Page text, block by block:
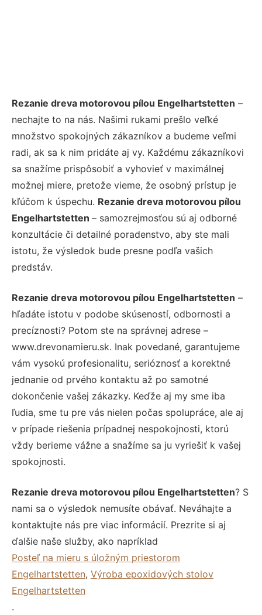
Rezanie dreva motorovou pílou Engelhartstetten –
nechajte to na nás. Našimi rukami prešlo veľké
množstvo spokojných zákazníkov a budeme veľmi
radi, ak sa k nim pridáte aj vy. Každému zákazníkovi
sa snažíme prispôsobiť a vyhovieť v maximálnej
možnej miere, pretože vieme, že osobný prístup je
kľúčom k úspechu. Rezanie dreva motorovou pílou
Engelhartstetten – samozrejmosťou sú aj odborné
konzultácie či detailné poradenstvo, aby ste mali
istotu, že výsledok bude presne podľa vašich
predstáv.
Rezanie dreva motorovou pílou Engelhartstetten –
hľadáte istotu v podobe skúseností, odbornosti a
precíznosti? Potom ste na správnej adrese –
www.drevonamieru.sk. Inak povedané, garantujeme
vám vysokú profesionalitu, serióznosť a korektné
jednanie od prvého kontaktu až po samotné
dokončenie vašej zákazky. Keďže aj my sme iba
ľudia, sme tu pre vás nielen počas spolupráce, ale aj
v prípade riešenia prípadnej nespokojnosti, ktorú
vždy berieme vážne a snažíme sa ju vyriešiť k vašej
spokojnosti.
Rezanie dreva motorovou pílou Engelhartstetten? S
nami sa o výsledok nemusíte obávať. Neváhajte a
kontaktujte nás pre viac informácií. Prezrite si aj
ďalšie naše služby, ako napríklad
Posteľ na mieru s úložným priestorom
Engelhartstetten, Výroba epoxidových stolov
Engelhartstetten
.